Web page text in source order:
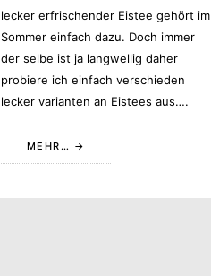
lecker erfrischender Eistee gehört im
Sommer einfach dazu. Doch immer
der selbe ist ja langwellig daher
probiere ich einfach verschieden
lecker varianten an Eistees aus….
MEHR…